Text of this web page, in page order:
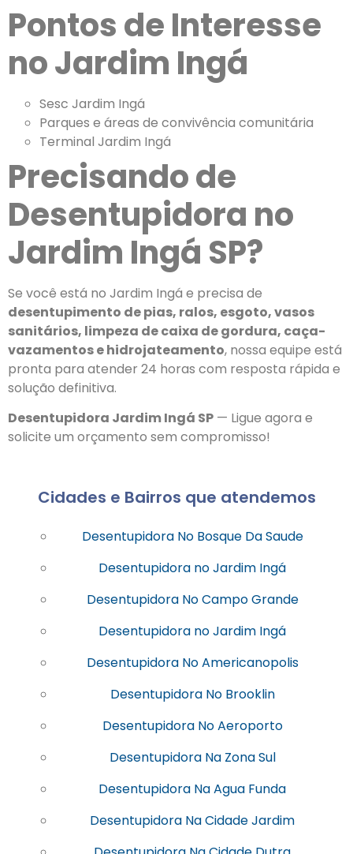
Pontos de Interesse
no Jardim Ingá
Sesc Jardim Ingá
Parques e áreas de convivência comunitária
Terminal Jardim Ingá
Precisando de
Desentupidora no
Jardim Ingá SP?
Se você está no Jardim Ingá e precisa de
desentupimento de pias, ralos, esgoto, vasos
sanitários, limpeza de caixa de gordura, caça-
vazamentos e hidrojateamento, nossa equipe está
pronta para atender 24 horas com resposta rápida e
solução definitiva.
Desentupidora Jardim Ingá SP — Ligue agora e
solicite um orçamento sem compromisso!
Cidades e Bairros que atendemos
Desentupidora No Bosque Da Saude
Desentupidora no Jardim Ingá
Desentupidora No Campo Grande
Desentupidora no Jardim Ingá
Desentupidora No Americanopolis
Desentupidora No Brooklin
Desentupidora No Aeroporto
Desentupidora Na Zona Sul
Desentupidora Na Agua Funda
Desentupidora Na Cidade Jardim